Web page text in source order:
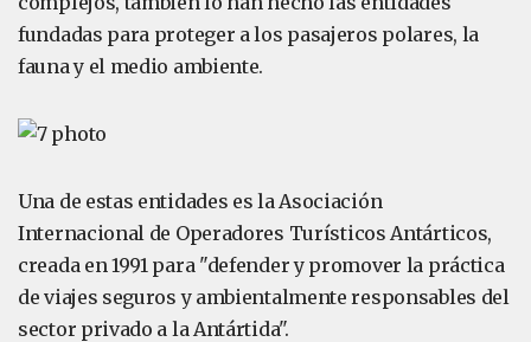
fundadas para proteger a los pasajeros polares, la
fauna y el medio ambiente.
Una de estas entidades es la Asociación
Internacional de Operadores Turísticos Antárticos,
creada en 1991 para "defender y promover la práctica
de viajes seguros y ambientalmente responsables del
sector privado a la Antártida".